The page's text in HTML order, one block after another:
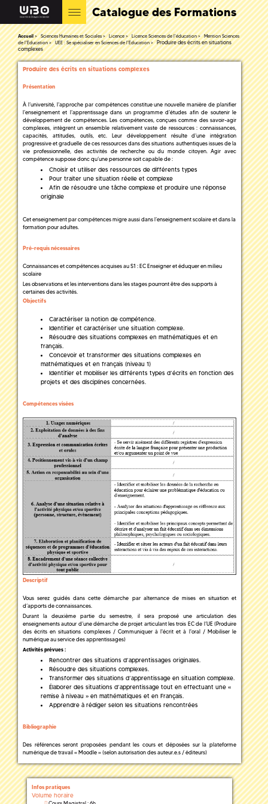
Catalogue des Formations
Accueil Sciences Humaines et Sociales Licence Licence Sciences de l'éducation
Mention Sciences
de l'Education
UEE : Se spécialiser en Sciences de l'Education
Produire des écrits en situations
complexes
Produire des écrits en situations complexes
Présentation
À l’université, l’approche par compétences constitue une nouvelle manière de planifier
l’enseignement et l’apprentissage dans un programme d’études afin de soutenir le
développement de compétences. Les compétences, conçues comme des savoir-agir
complexes, intègrent un ensemble relativement vaste de ressources : connaissances,
capacités, attitudes, outils, etc. Leur développement résulte d’une intégration
progressive et graduelle de ces ressources dans des situations authentiques issues de la
vie professionnelle, des activités de recherche ou du monde citoyen. Agir avec
compétence suppose donc qu’une personne soit capable de :
Choisir et utiliser des ressources de différents types
Pour traiter une situation réelle et complexe
Afin de résoudre une tâche complexe et produire une réponse
originale
Cet enseignement par compétences migre aussi dans l’enseignement scolaire et dans la
formation pour adultes.
Pré-requis nécessaires
Connaissances et compétences acquises au S1 : EC Enseigner et éduquer en milieu
scolaire
Les observations et les interventions dans les stages pourront être des supports à
certaines des activités.
Objectifs
Caractériser la notion de compétence.
Identifier et caractériser une situation complexe.
Résoudre des situations complexes en mathématiques et en
français.
Concevoir et transformer des situations complexes en
mathématiques et en français (niveau 1)
Identifier et mobiliser les différents types d’écrits en fonction des
projets et des disciplines concernées.
Compétences visées
Descriptif
Vous serez guidés dans cette démarche par alternance de mises en situation et
d’apports de connaissances.
Durant la deuxième partie du semestre, il sera proposé une articulation des
enseignements autour d’une démarche de projet articulant les trois EC de l’UE (Produire
des écrits en situations complexes / Communiquer à l'écrit et à l'oral / Mobiliser le
numérique au service des apprentissages)
Activités prévues :
Rencontrer des situations d’apprentissages originales.
Résoudre des situations complexes.
Transformer des situations d’apprentissage en situation complexe.
Élaborer des situations d’apprentissage tout en effectuant une «
remise à niveau » en mathématiques et en Français.
Apprendre à rédiger selon les situations rencontrées
Bibliographie
Des références seront proposées pendant les cours et déposées sur la plateforme
numérique de travail « Moodle » (selon autorisation des auteur.e.s / éditeurs)
Infos pratiques
Volume horaire